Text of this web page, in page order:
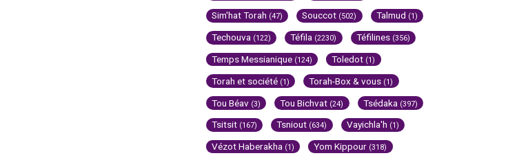
Sim'hat Torah (47) Souccot (502) Talmud (1)
Techouva (122) Téfila (2230) Téfilines (356)
Temps Messianique (124) Toledot (1)
Torah et société (1) Torah-Box & vous (1)
Tou Béav (3) Tou Bichvat (24) Tsédaka (397)
Tsitsit (167) Tsniout (634) Vayichla'h (1)
Vézot Haberakha (1) Yom Kippour (318)